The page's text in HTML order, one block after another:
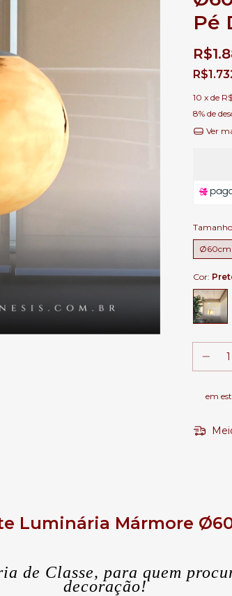
Pé
10 x de
8% de
Ver
Ø60cm
Cor:
em
Luminária Mármore
de Classe, para quem
decoração!